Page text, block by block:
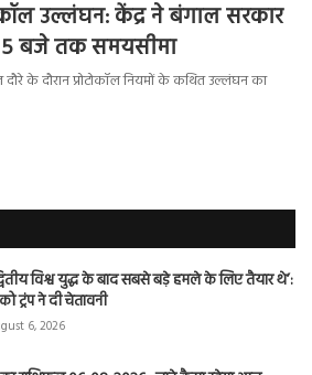
उल्लंघन: केंद्र ने बंगाल सरकार
5 बजे तक समयसीमा
दौरे के दौरान प्रोटोकॉल नियमों के कथित उल्लंघन का
विश्व युद्ध के बाद सबसे बड़े हमले के लिए तैयार थे’:
ट्रंप ने दी चेतावनी
6, 2026